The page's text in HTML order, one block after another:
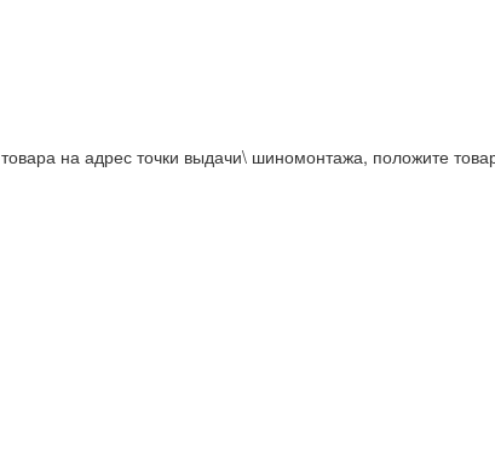
на адрес точки выдачи\ шиномонтажа, положите